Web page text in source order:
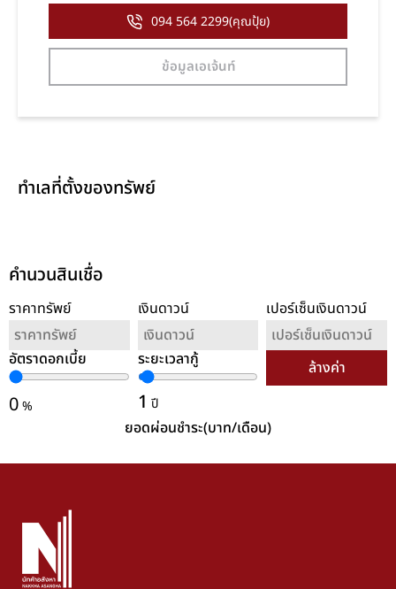
094 564 2299(คุณปุ้ย)
ข้อมูลเอเจ้นท์
ทำเลที่ตั้งของทรัพย์
คำนวนสินเชื่อ
ราคาทรัพย์ เงินดาวน์ เปอร์เซ็นเงินดาวน์
อัตราดอกเบี้ย
0%
ระยะเวลากู้
1 ปี
ล้างค่า
ยอดผ่อนชำระ(บาท/เดือน)